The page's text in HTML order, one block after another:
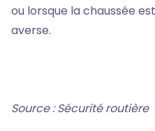
ou lorsque la chaussée
averse.
Source : Sécurité routière